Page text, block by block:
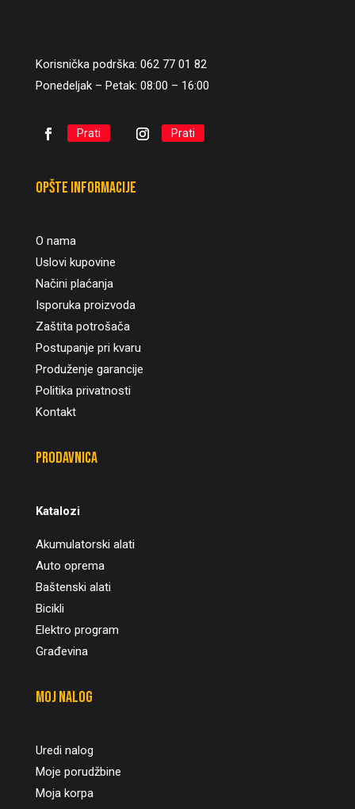
Korisnička podrška: 062 77 01 82
Ponedeljak – Petak: 08:00 – 16:00
Prati Prati
Opšte informacije
O nama
Uslovi kupovine
Načini plaćanja
Isporuka proizvoda
Zaštita potrošača
Postupanje pri kvaru
Produženje garancije
Politika privatnosti
Kontakt
Prodavnica
Katalozi
Akumulatorski alati
Auto oprema
Baštenski alati
Bicikli
Elektro program
Građevina
Moj nalog
Uredi nalog
Moje porudžbine
Moja korpa